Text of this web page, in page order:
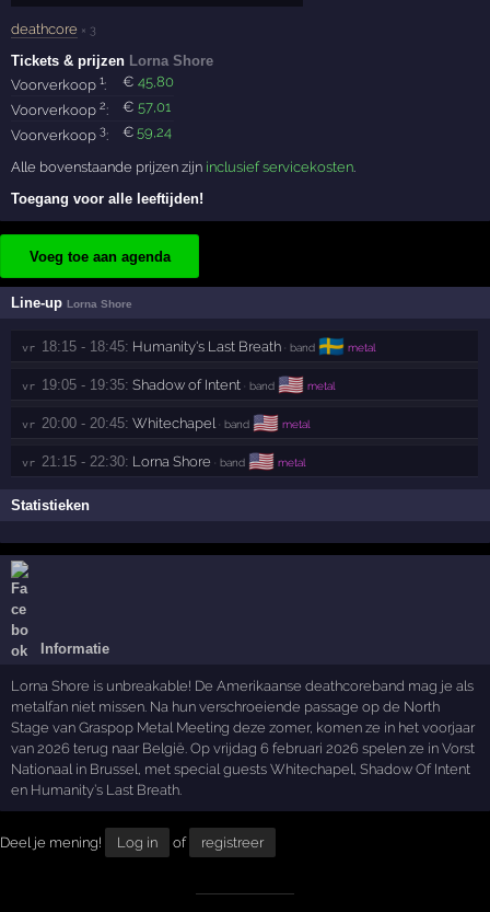
deathcore × 3
Tickets & prijzen Lorna Shore
Voorverkoop1: € 45 ,80
Voorverkoop2: € 57 ,01
Voorverkoop3: €59 ,24
Alle bovenstaande prijzen zijn inclusief servicekosten.
Toegang voor alle leeftijden!
Voeg toe aan agenda
Line-upLorna Shore
vr 18:15 - 18:45: Humanity's Last Breath · band 🇸🇪 metal
vr 19:05 - 19:35: Shadow of Intent · band 🇺🇸 metal
vr 20:00 - 20:45: Whitechapel · band 🇺🇸 metal
vr 21:15 - 22:30: Lorna Shore · band 🇺🇸 metal
Statistieken
Informatie
Lorna Shore is unbreakable! De Amerikaanse deathcoreband mag je als
metalfan niet missen. Na hun verschroeiende passage op de North
Stage van Graspop Metal Meeting deze zomer, komen ze in het voorjaar
van 2026 terug naar België. Op vrijdag 6 februari 2026 spelen ze in Vorst
Nationaal in Brussel, met special guests Whitechapel, Shadow Of Intent
en Humanity’s Last Breath.
Deel je mening! Log in of registreer